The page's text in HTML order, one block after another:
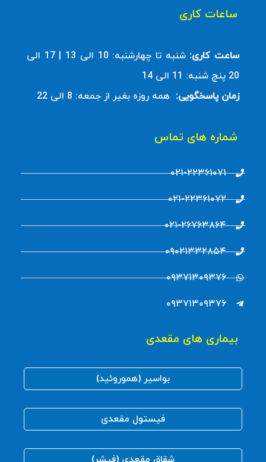
ساعات کاری
ساعت کاری:
شنبه تا چهارشنبه: 10 الی 13 | 17 الی
20 پنچ شنبه: 11 الی 14
زمان پاسخگویی: همه روزه بغیر از جمعه: 8 الی 22
شماره های تماس
۰۲۱-۲۲۳۶۱۰۷۱
۰۲۱-۲۲۳۶۱۰۷۲
۰۲۱-۲۶۷۶۳۸۶۴
۰۹۰۲۱۳۳۲۸۵۴
۰۹۳۷۱۳۰۹۳۷۶
۰۹۳۷۱۳۰۹۳۷۶
بیماری های مقعدی
بواسیر (هموروئید)
فیستول مقعدی